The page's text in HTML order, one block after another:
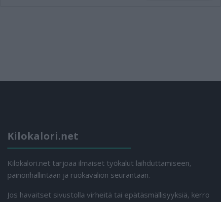
Kilokalori.net
Kilokalori.net tarjoaa ilmaiset työkalut laihduttamiseen,
painonhallintaan ja ruokavalion seurantaan.
Jos havaitset sivustolla virheitä tai epätäsmällisyyksiä, kerro